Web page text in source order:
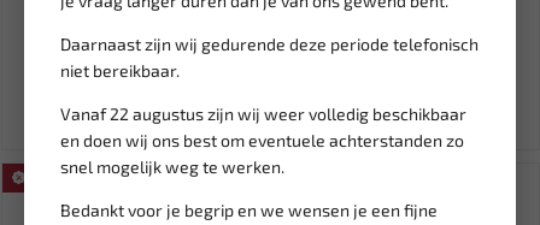
Daarnaast zijn wij gedurende deze periode telefonisch
niet bereikbaar.
Vanaf 22 augustus zijn wij weer volledig beschikbaar
en doen wij ons best om eventuele achterstanden zo
snel mogelijk weg te werken.
Bedankt voor je begrip en we wensen je een fijne
7,36
Ex. btw: € 6,08
27,00
31,76